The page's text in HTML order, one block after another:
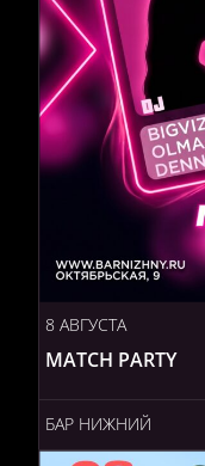
8 АВГУСТА
MATCH PARTY
БАР НИЖНИЙ